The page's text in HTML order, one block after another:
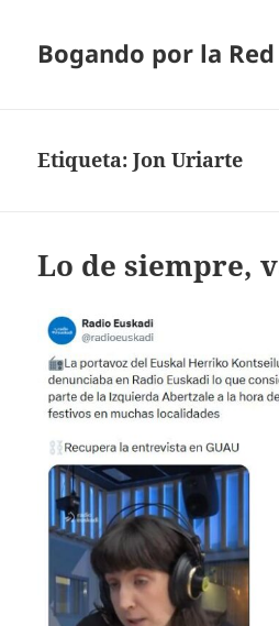
Bogando por la Red
Etiqueta:Jon Uriarte
Lo de siempre,